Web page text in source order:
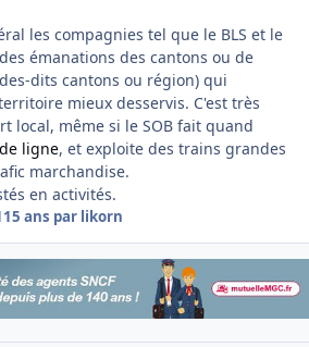
les compagnies tel que le BLS et le
émanations des cantons ou de
dits cantons ou région) qui
mieux desservis. C'est très
local, même si le SOB fait quand
ligne, et exploite des trains grandes
marchandise.
en activités.
15 ans par likorn